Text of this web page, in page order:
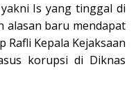
Is yang tinggal di
alasan baru mendapat
Rafli Kepala Kejaksaan
korupsi di Diknas